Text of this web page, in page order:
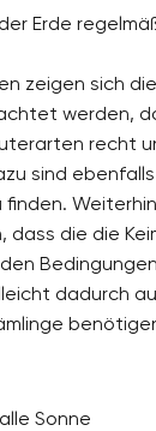
Erde
zeigen sich
werden,
recht
sind
die die
dadurch
Sonne